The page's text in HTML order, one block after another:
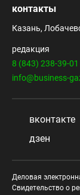
контакты
Казань,
редакция
8 (843) 238-39-01
info@business-
вконтакте
дзен
Деловая
Свидетельство о